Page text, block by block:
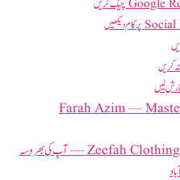
کریں
لیں
👩‍💼 Farah Azim —
💎 Zeefah Clothing & Tailoring — آپ کی بھروسہ